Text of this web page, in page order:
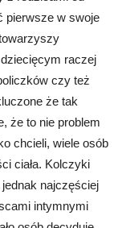
pierwsze w swoje
raczej
czy też
że tak
że to nie problem
chcieli, wiele osób
ciała. Kolczyki
najczęściej
intymnymi